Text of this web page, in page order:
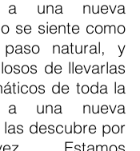
a una nueva
se siente como
natural, y
de llevarlas
de toda la
una nueva
descubre por